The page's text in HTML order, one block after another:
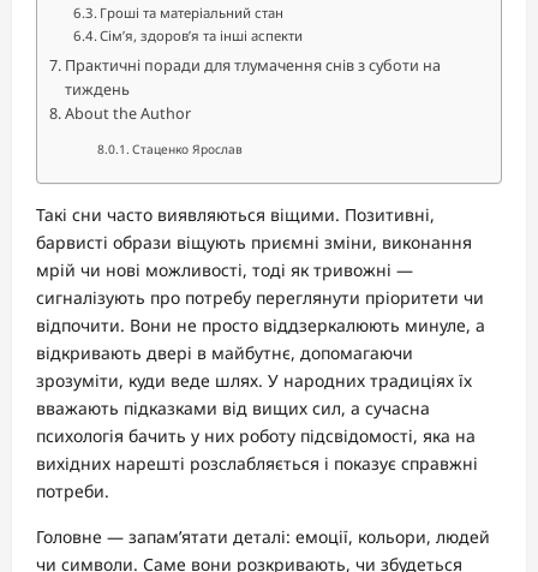
Гроші та матеріальний стан
Сім’я, здоров’я та інші аспекти
Практичні поради для тлумачення снів з суботи на
тиждень
About the Author
Стаценко Ярослав
Такі сни часто виявляються віщими. Позитивні,
барвисті образи віщують приємні зміни, виконання
мрій чи нові можливості, тоді як тривожні —
сигналізують про потребу переглянути пріоритети чи
відпочити. Вони не просто віддзеркалюють минуле, а
відкривають двері в майбутнє, допомагаючи
зрозуміти, куди веде шлях. У народних традиціях їх
вважають підказками від вищих сил, а сучасна
психологія бачить у них роботу підсвідомості, яка на
вихідних нарешті розслабляється і показує справжні
потреби.
Головне — запам’ятати деталі: емоції, кольори, людей
чи символи. Саме вони розкривають, чи збудеться